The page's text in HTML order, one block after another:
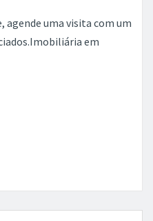
agende uma visita com um
em